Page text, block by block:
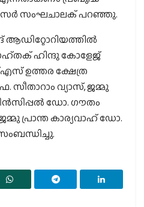
സര്‍ സംഘചാലക് പറഞ്ഞു.
ഹിന്ദു കോളേജ്
ഉത്തര ക്ഷേത്ര
വ്യാസ്, ജമ്മു
ഡോ. ഗൗതം
പ്രാന്ത കാര്യവാഹ് ഡോ.